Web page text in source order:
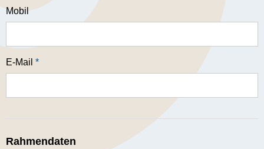
Mobil
E-Mail *
Rahmendaten